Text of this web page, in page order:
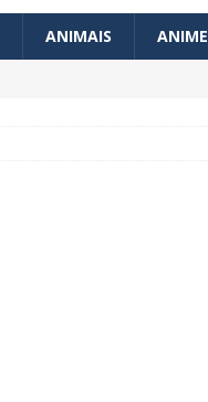
ANIMAIS ANIME